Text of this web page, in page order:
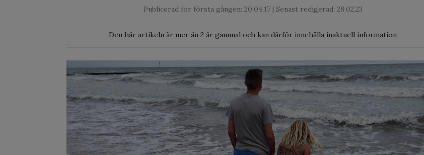
Publicerad för första gången: 20.04.17 | Senast redigerad: 28.02.23
Den här artikeln är mer än 2 år gammal och kan därför innehålla inaktuell information